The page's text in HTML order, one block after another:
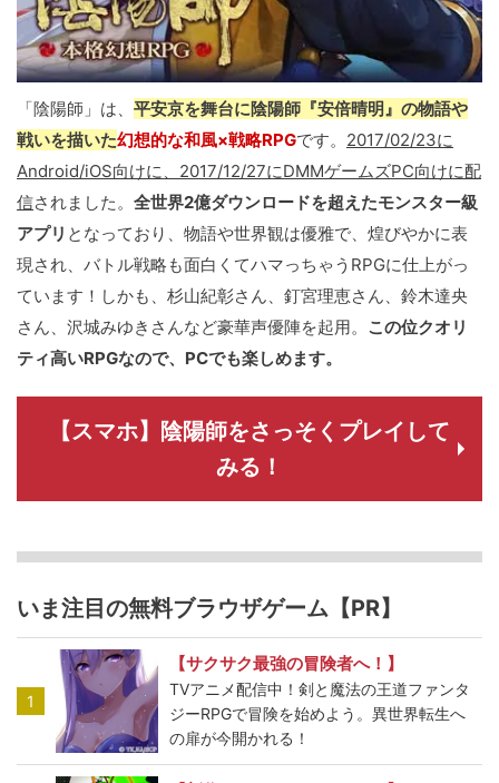
「陰陽師」は、 平安京を舞台に陰陽師『安倍晴明』の物語や
戦いを描いた幻想的な和風×戦略RPGです。 2017/02/23に
Android/iOS向けに、2017/12/27にDMMゲームズPC向けに配
信されました。 全世界2億ダウンロードを超えたモンスター級
アプリ となっており、物語や世界観は優雅で、煌びやかに表
現され、バトル戦略も面白くてハマっちゃうRPGに仕上がっ
ています！しかも、杉山紀彰さん、釘宮理恵さん、鈴木達央
さん、沢城みゆきさんなど豪華声優陣を起用。 この位クオリ
ティ高いRPGなので、PCでも楽しめます。
【スマホ】陰陽師をさっそくプレイして
みる！
いま注目の無料ブラウザゲーム【PR】
1
【サクサク最強の冒険者へ！】
TVアニメ配信中！剣と魔法の王道ファンタ
ジーRPGで冒険を始めよう。異世界転生へ
の扉が今開かれる！